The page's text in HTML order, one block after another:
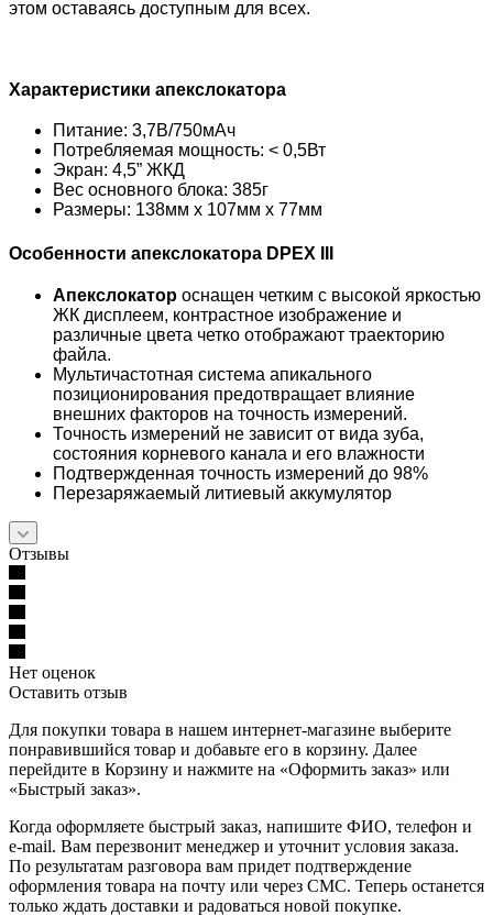
этом оставаясь доступным для всех.
Характеристики апекслокатора
Питание: 3,7В/750мАч
Потребляемая мощность: < 0,5Вт
Экран: 4,5” ЖКД
Вес основного блока: 385г
Размеры: 138мм х 107мм х 77мм
Особенности апекслокатора DPEX III
Апекслокатор оснащен четким с высокой яркостью
ЖК дисплеем, контрастное изображение и
различные цвета четко отображают траекторию
файла.
Мультичастотная система апикального
позиционирования предотвращает влияние
внешних факторов на точность измерений.
Точность измерений не зависит от вида зуба,
состояния корневого канала и его влажности
Подтвержденная точность измерений до 98%
Перезаряжаемый литиевый аккумулятор
Отзывы
Нет оценок
Оставить отзыв
Для покупки товара в нашем интернет-магазине выберите
понравившийся товар и добавьте его в корзину. Далее
перейдите в Корзину и нажмите на «Оформить заказ» или
«Быстрый заказ».
Когда оформляете быстрый заказ, напишите ФИО, телефон и
e-mail. Вам перезвонит менеджер и уточнит условия заказа.
По результатам разговора вам придет подтверждение
оформления товара на почту или через СМС. Теперь останется
только ждать доставки и радоваться новой покупке.